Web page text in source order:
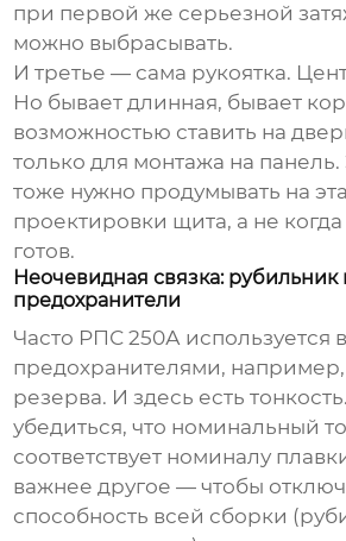
при первой же серьезной
можно выбрасывать.
И третье — сама рукоятка.
Но бывает длинная, бывает
возможностью ставить на
только для монтажа на
тоже нужно продумывать на
проектировки щита, а не
готов.
Неочевидная связка: рубильник
предохранители
Часто РПС 250А используется
предохранителями, например,
резерва. И здесь есть
убедиться, что номинальный
соответствует номиналу
важнее другое — чтобы
способность всей сборки